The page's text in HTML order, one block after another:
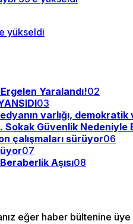
yükseldi
Yaralandı!02
03
varlığı,
Sokak Güvenlik Nedeniyle
çalışmaları sürüyor06
07
Aşısı08
eğer haber bültenine üye